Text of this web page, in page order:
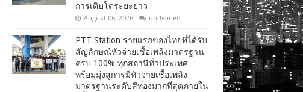
การเติบโตระยะยาว
August 06, 2026 undefined
PTT Station รายแรกของไทยที่ได้รับ
สัญลักษณ์หัวจ่ายเชื้อเพลิงมาตรฐาน
ครบ 100% ทุกสถานีทั่วประเทศ
พร้อมมุ่งสู่การมีหัวจ่ายเชื้อเพลิง
มาตรฐานระดับสีทองมากที่สุดภายใน